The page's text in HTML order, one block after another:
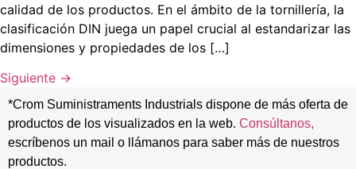
calidad de los productos. En el ámbito de la tornillería, la
clasificación DIN juega un papel crucial al estandarizar las
dimensiones y propiedades de los […]
Siguiente →
*Crom Suministraments Industrials dispone de más oferta de
productos de los visualizados en la web. Consúltanos,
escríbenos un mail o llámanos para saber más de nuestros
productos.